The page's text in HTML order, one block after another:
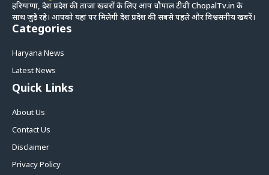
हरियाणा, देश प्रदेश की ताजा खबरों के लिए आप चौपाल टीवी ChopalTv.in के
साथ जुड़े रहे। आपको यहां पर मिलेगी देश प्रदेश की सबसे पहले और विश्वसनीय खबरें।
Categories
Haryana News
Latest News
Quick Links
About Us
Contact Us
Disclaimer
Privacy Policy